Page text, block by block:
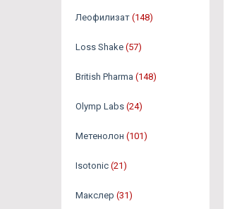
Леофилизат (148)
Loss Shake (57)
British Pharma (148)
Olymp Labs (24)
Метенолон (101)
Isotonic (21)
Макслер (31)